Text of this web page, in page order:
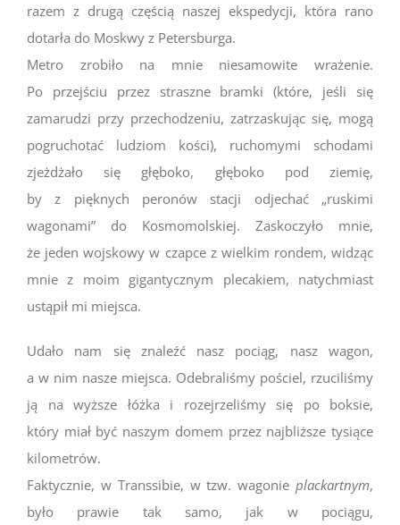
razem z drugą częścią naszej ekspedycji, która rano
dotarła do Moskwy z Petersburga.
Metro zrobiło na mnie niesamowite wrażenie.
Po przejściu przez straszne bramki (które, jeśli się
zamarudzi przy przechodzeniu, zatrzaskując się, mogą
pogruchotać ludziom kości), ruchomymi schodami
zjeżdżało się głęboko, głęboko pod ziemię,
by z pięknych peronów stacji odjechać „ruskimi
wagonami” do Kosmomolskiej. Zaskoczyło mnie,
że jeden wojskowy w czapce z wielkim rondem, widząc
mnie z moim gigantycznym plecakiem, natychmiast
ustąpił mi miejsca.
Udało nam się znaleźć nasz pociąg, nasz wagon,
a w nim nasze miejsca. Odebraliśmy pościel, rzuciliśmy
ją na wyższe łóżka i rozejrzeliśmy się po boksie,
który miał być naszym domem przez najbliższe tysiące
kilometrów.
Faktycznie, w Transsibie, w tzw. wagonie plackartnym,
było prawie tak samo, jak w pociągu,